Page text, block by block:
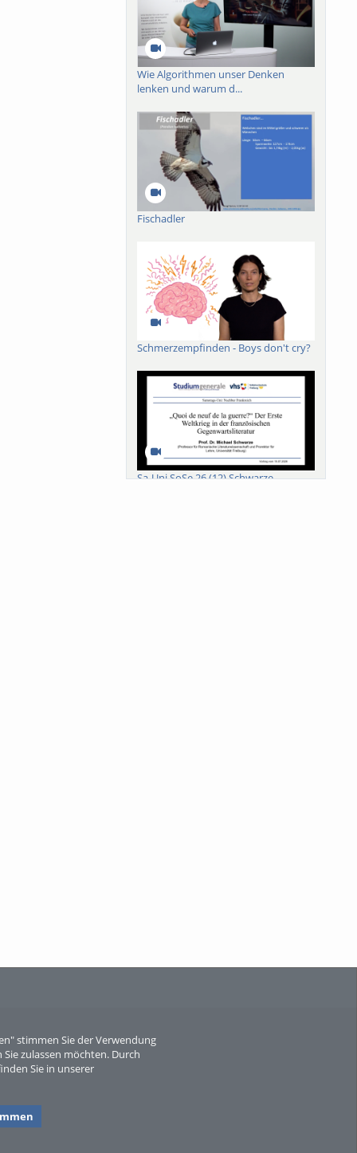
stimmen Sie der Verwendung
zulassen möchten. Durch
Sie in unserer
Wie Algorithmen unser Denken
lenken und warum d...
Fischadler
Schmerzempfinden - Boys don't cry?
Sa-Uni SoSe 26 (12) Schwarze
Sperber